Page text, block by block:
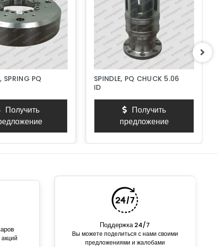
SPRING PQ
Получить
SPINDLE, PQ CHUCK 5.06
ID
Получить
предложение
Поддержка 24/7
Вы можете поделиться с нами своими
предложениями и жалобами